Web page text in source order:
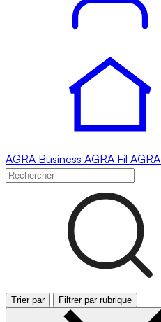
AGRA Business AGRA Fil AGRA
Trier par Filtrer par rubrique